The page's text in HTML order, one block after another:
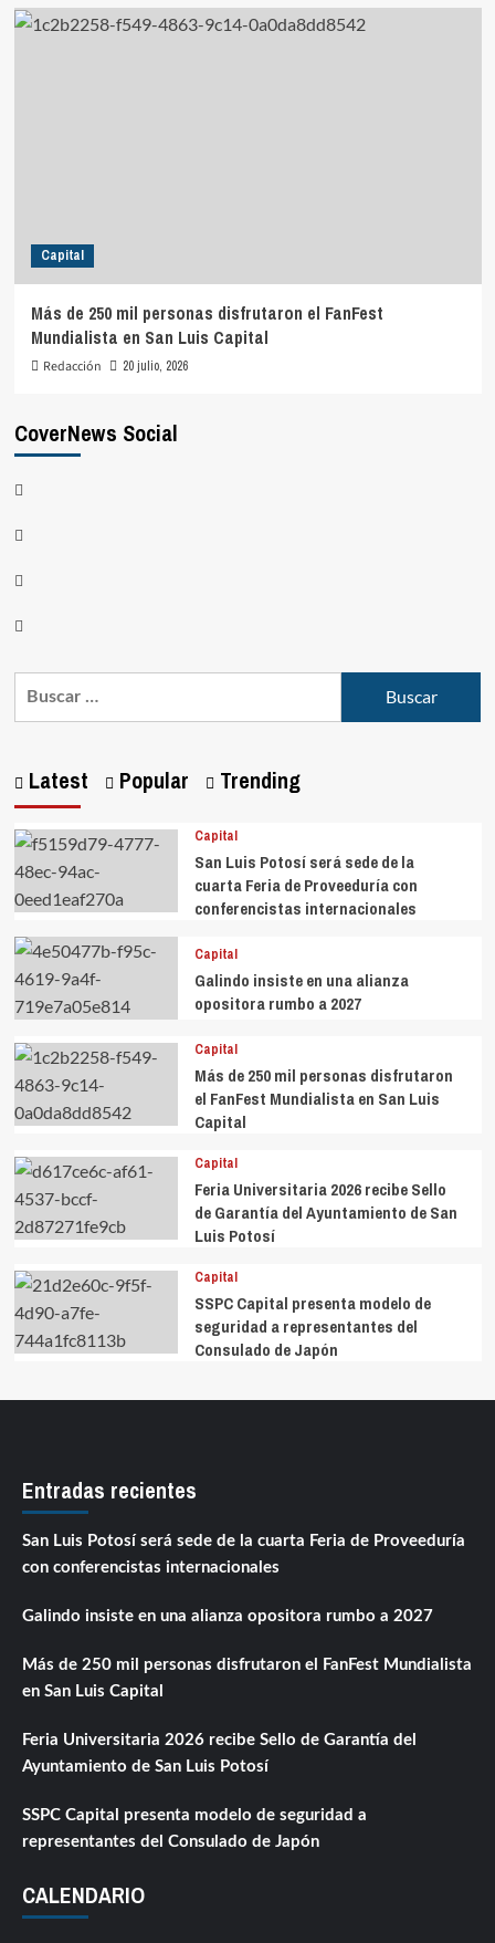
Capital
Más de 250 mil personas disfrutaron el FanFest
Mundialista en San Luis Capital
Redacción 20 julio, 2026
CoverNews Social
Latest Popular Trending
Capital
San Luis Potosí será sede de la
cuarta Feria de Proveeduría con
conferencistas internacionales
Capital
Galindo insiste en una alianza
opositora rumbo a 2027
Capital
Más de 250 mil personas disfrutaron
el FanFest Mundialista en San Luis
Capital
Capital
Feria Universitaria 2026 recibe Sello
de Garantía del Ayuntamiento de San
Luis Potosí
Capital
SSPC Capital presenta modelo de
seguridad a representantes del
Consulado de Japón
Entradas recientes
San Luis Potosí será sede de la cuarta Feria de Proveeduría
con conferencistas internacionales
Galindo insiste en una alianza opositora rumbo a 2027
Más de 250 mil personas disfrutaron el FanFest Mundialista
en San Luis Capital
Feria Universitaria 2026 recibe Sello de Garantía del
Ayuntamiento de San Luis Potosí
SSPC Capital presenta modelo de seguridad a
representantes del Consulado de Japón
CALENDARIO